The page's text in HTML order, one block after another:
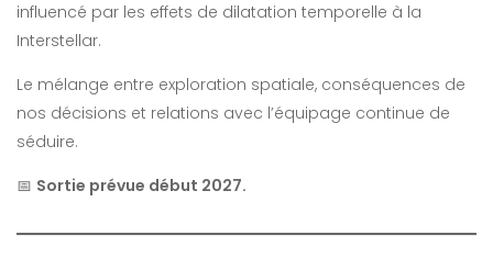
influencé par les effets de dilatation temporelle à la
Interstellar.
Le mélange entre exploration spatiale, conséquences de
nos décisions et relations avec l’équipage continue de
séduire.
📅 Sortie prévue début 2027.